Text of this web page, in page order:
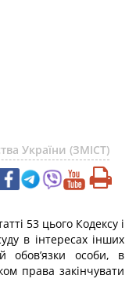
України (ЗМІСТ)
53 цього Кодексу і
в інтересах інших
обов’язки особи, в
права закінчувати